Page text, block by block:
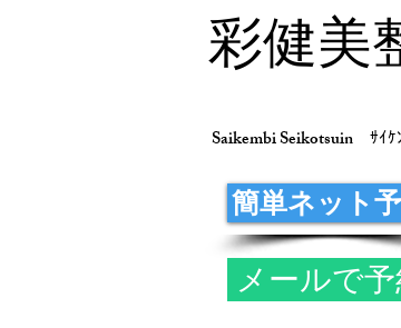
彩健美
簡単ネット
Saikembi Seikotsuin ｻｲｹ
メールで予